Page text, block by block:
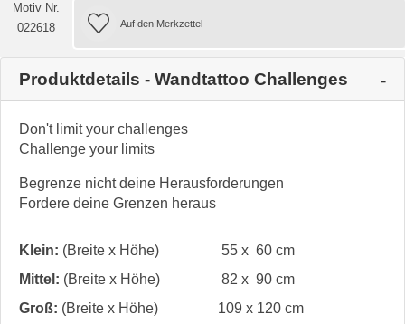
Motiv Nr.
022618
Produktdetails - Wandtattoo Challenges
Don't limit your challenges
Challenge your limits
Begrenze nicht deine Herausforderungen
Fordere deine Grenzen heraus
Klein: (Breite x Höhe)
55 x 60 cm
Mittel: (Breite x Höhe)
82 x 90 cm
Groß: (Breite x Höhe) 109 x 120 cm